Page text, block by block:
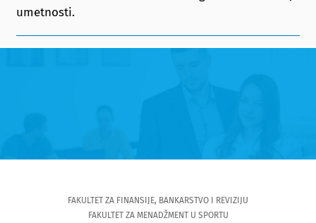
umetnosti.
FAKULTET ZA FINANSIJE, BANKARSTVO I REVIZIJU
FAKULTET ZA MENADŽMENT U SPORTU